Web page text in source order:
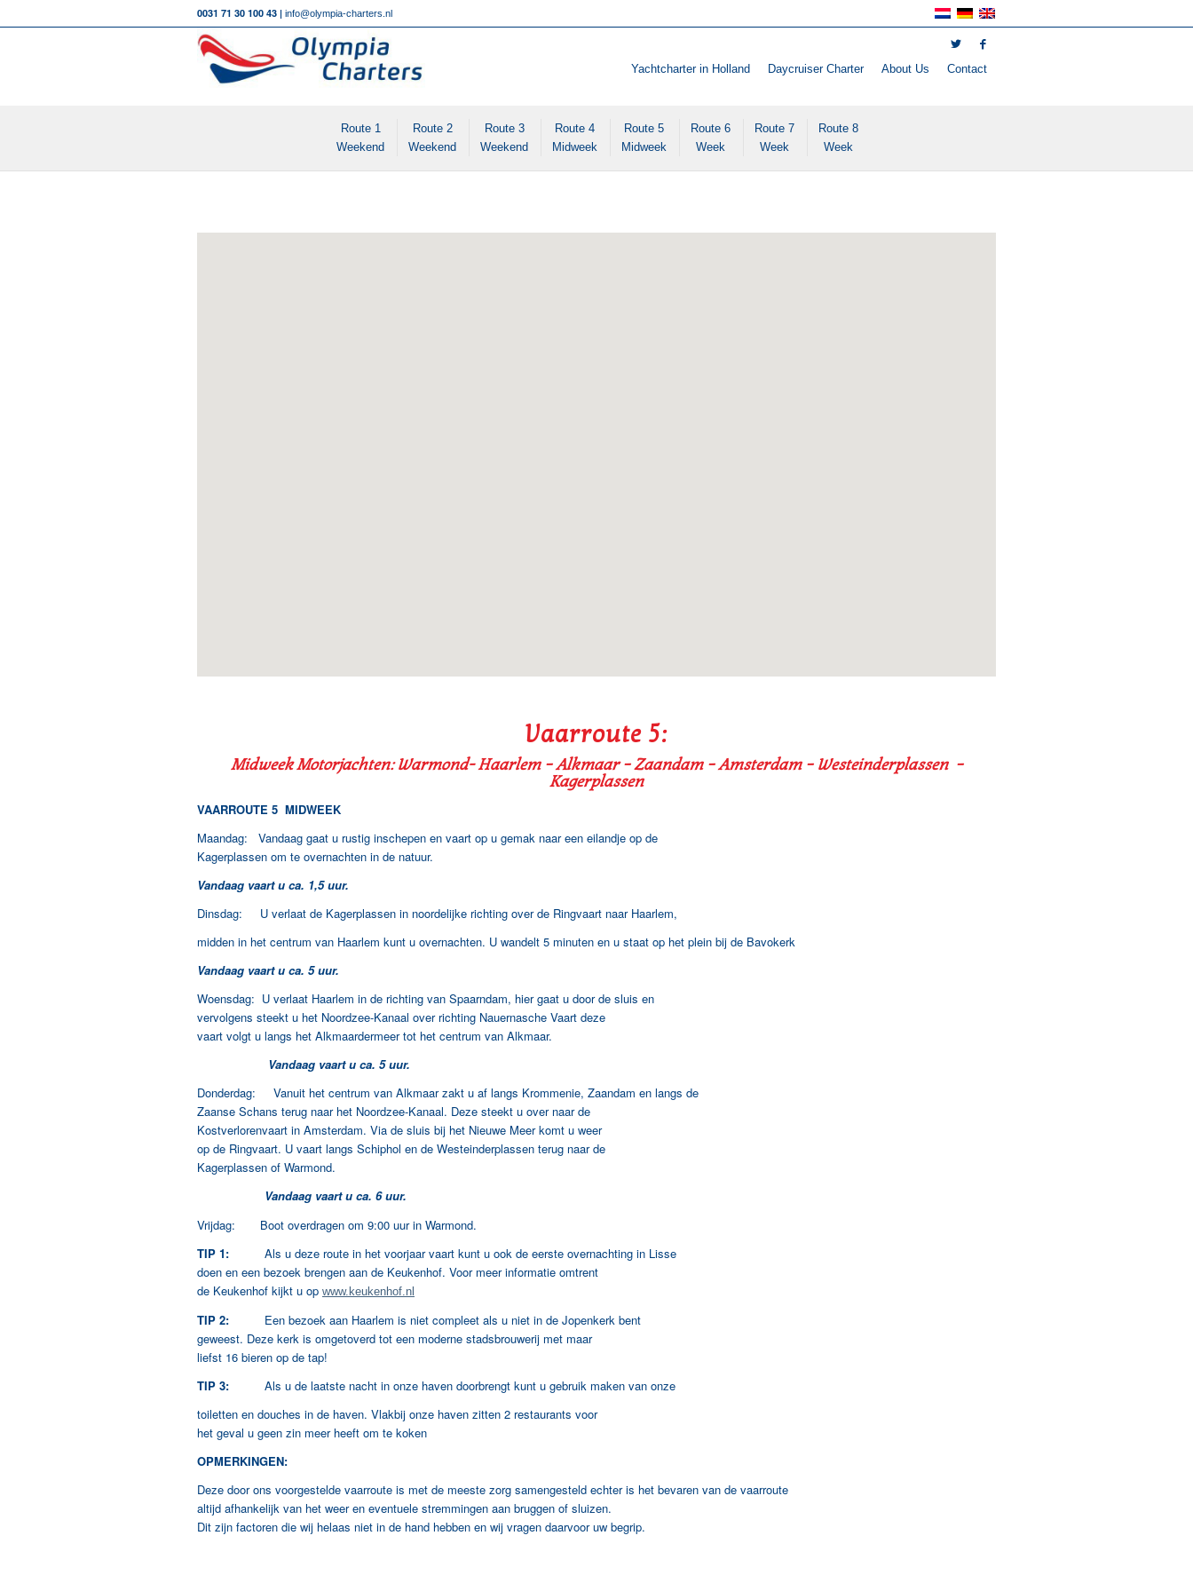
0031 71 30 100 43 | info@olympia-charters.nl
Yachtcharter in Holland Daycruiser Charter About Us Contact
Route 1
Weekend
Route 2
Weekend
Route 3
Weekend
Route 4
Midweek
Route 5
Midweek
Route 6
Week
Route 7
Week
Route 8
Week
Vaarroute 5:
Midweek Motorjachten: Warmond- Haarlem – Alkmaar – Zaandam – Amsterdam – Westeinderplassen –
Kagerplassen
VAARROUTE 5 MIDWEEK
Maandag: Vandaag gaat u rustig inschepen en vaart op u gemak naar een eilandje op de
Kagerplassen om te overnachten in de natuur.
Vandaag vaart u ca. 1,5 uur.
Dinsdag: U verlaat de Kagerplassen in noordelijke richting over de Ringvaart naar Haarlem,
midden in het centrum van Haarlem kunt u overnachten. U wandelt 5 minuten en u staat op het plein bij de Bavokerk
Vandaag vaart u ca. 5 uur.
Woensdag: U verlaat Haarlem in de richting van Spaarndam, hier gaat u door de sluis en
vervolgens steekt u het Noordzee-Kanaal over richting Nauernasche Vaart deze
vaart volgt u langs het Alkmaardermeer tot het centrum van Alkmaar.
Vandaag vaart u ca. 5 uur.
Donderdag: Vanuit het centrum van Alkmaar zakt u af langs Krommenie, Zaandam en langs de
Zaanse Schans terug naar het Noordzee-Kanaal. Deze steekt u over naar de
Kostverlorenvaart in Amsterdam. Via de sluis bij het Nieuwe Meer komt u weer
op de Ringvaart. U vaart langs Schiphol en de Westeinderplassen terug naar de
Kagerplassen of Warmond.
Vandaag vaart u ca. 6 uur.
Vrijdag: Boot overdragen om 9:00 uur in Warmond.
TIP 1: Als u deze route in het voorjaar vaart kunt u ook de eerste overnachting in Lisse
doen en een bezoek brengen aan de Keukenhof. Voor meer informatie omtrent
de Keukenhof kijkt u op www.keukenhof.nl
TIP 2: Een bezoek aan Haarlem is niet compleet als u niet in de Jopenkerk bent
geweest. Deze kerk is omgetoverd tot een moderne stadsbrouwerij met maar
liefst 16 bieren op de tap!
TIP 3: Als u de laatste nacht in onze haven doorbrengt kunt u gebruik maken van onze
toiletten en douches in de haven. Vlakbij onze haven zitten 2 restaurants voor
het geval u geen zin meer heeft om te koken
OPMERKINGEN:
Deze door ons voorgestelde vaarroute is met de meeste zorg samengesteld echter is het bevaren van de vaarroute
altijd afhankelijk van het weer en eventuele stremmingen aan bruggen of sluizen.
Dit zijn factoren die wij helaas niet in de hand hebben en wij vragen daarvoor uw begrip.